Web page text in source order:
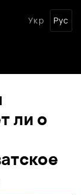
Укр Рус
ли о